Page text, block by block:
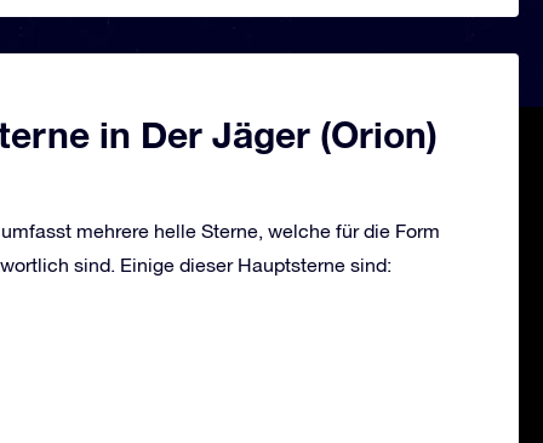
in Der Jäger (Orion)
mehrere helle Sterne, welche für die Form
sind. Einige dieser Hauptsterne sind: